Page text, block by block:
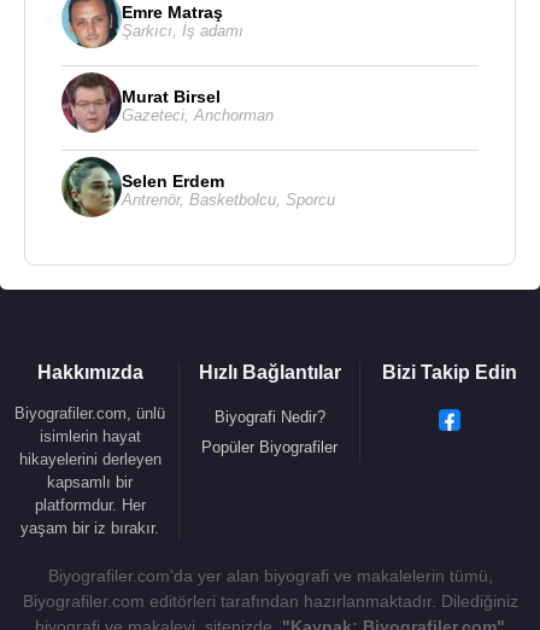
2008 - Kollama (Tv Dizisi)
2007 - Umut (Dr. Mahir Unahtar) (Sinema Filmi)
2009 - Kırık Kalpler - Ritmini Arayan Kalpler (Tv
Dizisi)
2009 - Papatyam (Tv Dizisi)
Emre Matraş
Şarkıcı İş adamı
Murat Birsel
Gazeteci Anchorman
Selen Erdem
Antrenör, Basketbolcu Sporcu
Hakkımızda
Biyografiler.com, ünlü
isimlerin hayat
hikayelerini derleyen
kapsamlı bir
platformdur. Her
yaşam bir iz bırakır.
Hızlı Bağlantılar
Biyografi Nedir?
Popüler Biyografiler
Bizi Takip Edin
Biyografiler.com'da yer alan biyografi ve makalelerin tümü,
Biyografiler.com editörleri tarafından hazırlanmaktadır. Dilediğiniz